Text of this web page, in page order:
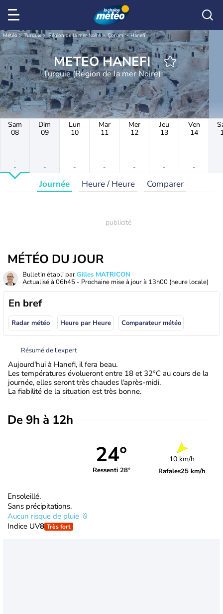
Météo Turquie Région de la mer Noire Çorum Hanefi
METEO HANEFI
Turquie (Région de la mer Noire)
Sam
08
-
-
Dim
09
-
-
Lun
10
-
-
Mar
11
-
-
Mer
12
-
-
Jeu
13
-
-
Ven
14
-
-
Journée Heure / Heure Comparer
MÉTÉO DU JOUR
Bulletin établi parGilles MATRICON
Actualisé à 06h45 - Prochaine mise à jour à 13h00 (heure locale)
En bref
Radar météo Heure par Heure Comparateur météo
Résumé de l’expert
Aujourd'hui à Hanefi, il fera beau.
Les températures évolueront entre 18 et 32°C au cours de la
journée, elles seront très chaudes l'après-midi.
La fiabilité de la situation est très bonne.
De 9h à 12h
24°
Ressenti 28°
10 km/h
Rafales25 km/h
Ensoleillé.
Sans précipitations.
Aucun risque de pluie
Indice UV8 Très fort